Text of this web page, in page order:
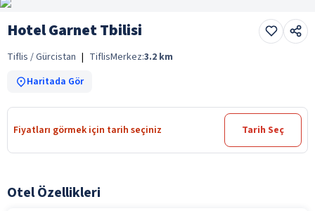
Hotel Garnet Tbilisi
Tiflis / Gürcistan | TiflisMerkez:3.2 km
Haritada Gör
Fiyatları görmek için tarih seçiniz Tarih Seç
Otel Özellikleri